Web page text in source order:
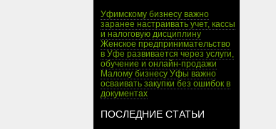
Уфимскому бизнесу важно
заранее настраивать учет, кассы
и налоговую дисциплину
Женское предпринимательство
в Уфе развивается через услуги,
обучение и онлайн-продажи
Малому бизнесу Уфы важно
осваивать закупки без ошибок в
документах
ПОСЛЕДНИЕ СТАТЬИ